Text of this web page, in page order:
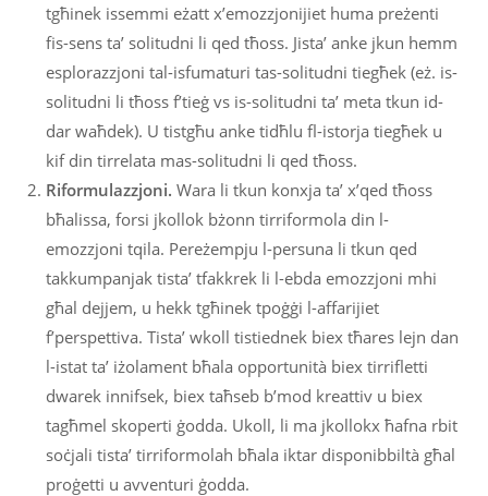
tgħinek issemmi eżatt x’emozzjonijiet huma preżenti
fis-sens ta’ solitudni li qed tħoss. Jista’ anke jkun hemm
esplorazzjoni tal-isfumaturi tas-solitudni tiegħek (eż. is-
solitudni li tħoss f’tieġ vs is-solitudni ta’ meta tkun id-
dar waħdek). U tistgħu anke tidħlu fl-istorja tiegħek u
kif din tirrelata mas-solitudni li qed tħoss.
Riformulazzjoni. Wara li tkun konxja ta’ x’qed tħoss
bħalissa, forsi jkollok bżonn tirriformola din l-
emozzjoni tqila. Pereżempju l-persuna li tkun qed
takkumpanjak tista’ tfakkrek li l-ebda emozzjoni mhi
għal dejjem, u hekk tgħinek tpoġġi l-affarijiet
f’perspettiva. Tista’ wkoll tistiednek biex tħares lejn dan
l-istat ta’ iżolament bħala opportunità biex tirrifletti
dwarek innifsek, biex taħseb b’mod kreattiv u biex
tagħmel skoperti ġodda. Ukoll, li ma jkollokx ħafna rbit
soċjali tista’ tirriformolah bħala iktar disponibbiltà għal
proġetti u avventuri ġodda.